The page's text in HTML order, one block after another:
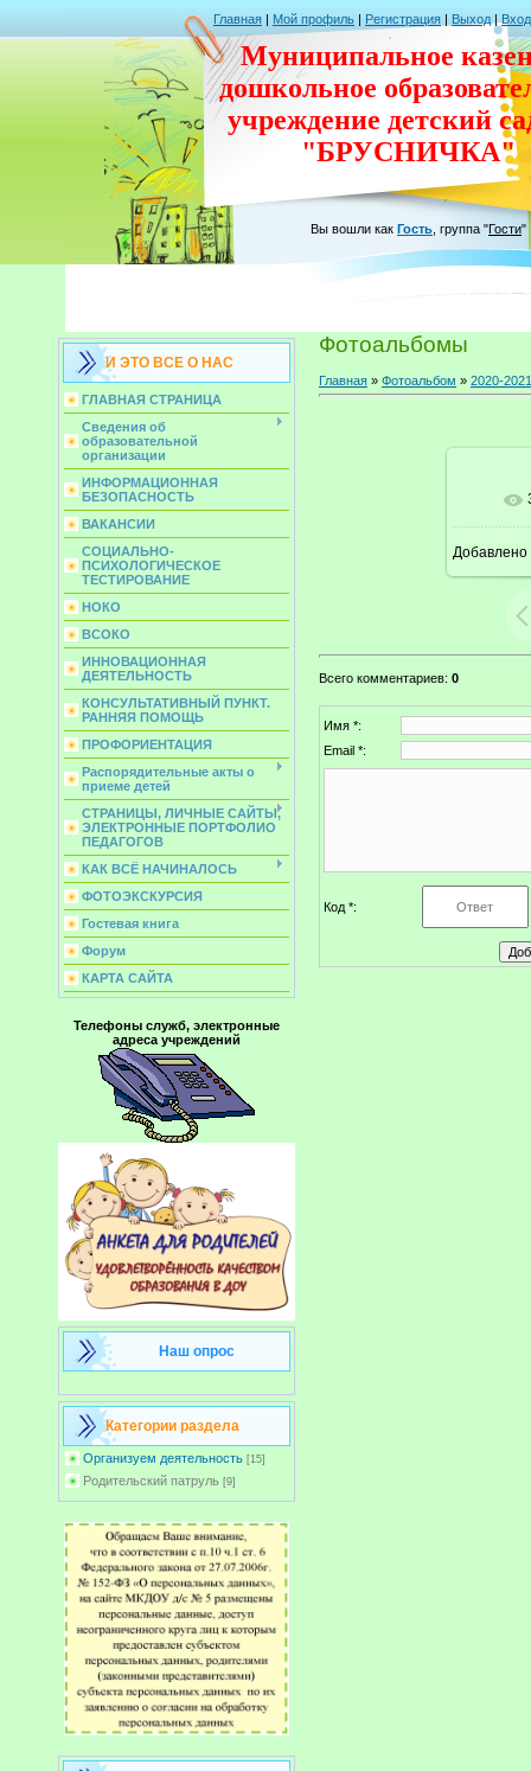
Главная | Мой профиль | Регистрация | Выход | Вход
Муниципальное
дошкольное
учреждение детский
"БРУСНИЧКА"
Вы вошли как Гость группа "Гости"
И ЭТО ВСЕ О НАС
ГЛАВНАЯ СТРАНИЦА
Сведения об
образовательной
организации
ИНФОРМАЦИОННАЯ
БЕЗОПАСНОСТЬ
ВАКАНСИИ
СОЦИАЛЬНО-
ПСИХОЛОГИЧЕСКОЕ
ТЕСТИРОВАНИЕ
НОКО
ВСОКО
ИННОВАЦИОННАЯ
ДЕЯТЕЛЬНОСТЬ
КОНСУЛЬТАТИВНЫЙ ПУНКТ.
РАННЯЯ ПОМОЩЬ
ПРОФОРИЕНТАЦИЯ
Распорядительные акты о
приеме детей
СТРАНИЦЫ, ЛИЧНЫЕ САЙТЫ,
ЭЛЕКТРОННЫЕ ПОРТФОЛИО
ПЕДАГОГОВ
КАК ВСЁ НАЧИНАЛОСЬ
ФОТОЭКСКУРСИЯ
Гостевая книга
Форум
КАРТА САЙТА
Телефоны служб, электронные
адреса учреждений
Наш опрос
Категории раздела
Организуем деятельность [15]
Родительский патруль [9]
Фотоальбомы
Главная » Фотоальбом » 2020-
Добавлено
Всего комментариев: 0
Имя *:
Email *:
Код *: